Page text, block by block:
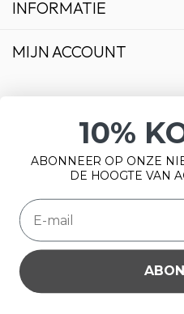
INFORMATIE
MIJN ACCOUNT
© Copyright
Wij slaan cookies op om
akkoord?
Ja
10%
ABONNEER OP ONZE
DE HOOGTE VAN